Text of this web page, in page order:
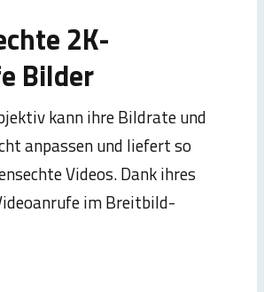
2K-
Bilder
kann ihre Bildrate und
anpassen und liefert so
Videos. Dank ihres
im Breitbild­